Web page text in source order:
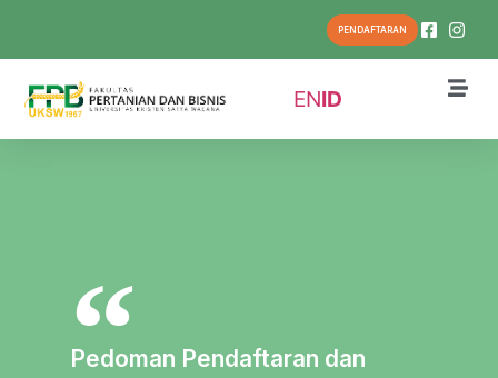
PENDAFTARAN
ENID
Pedoman Pendaftaran dan